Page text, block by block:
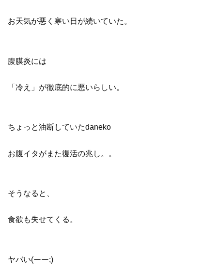
お天気が悪く寒い日が続いていた。
腹膜炎には
「冷え」が徹底的に悪いらしい。
ちょっと油断していたdaneko
お腹イタがまた復活の兆し。。
そうなると、
食欲も失せてくる。
ヤバい(ーー;)